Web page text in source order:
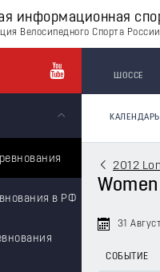
информационная
Велосипедного Спорта России
в РФ
ШОССЕ
КАЛЕНДАРЬ
2012
31
СОБЫТИЕ